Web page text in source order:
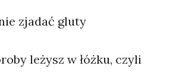
zjadać gluty
leżysz w łóżku, czyli